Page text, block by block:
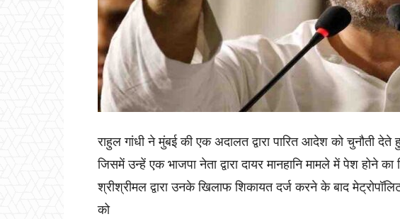
राहुल गांधी ने मुंबई की एक अदालत द्वारा पारित आदेश को चुनौती देते
जिसमें उन्हें एक भाजपा नेता द्वारा दायर मानहानि मामले में पेश होने
श्रीश्रीमल द्वारा उनके खिलाफ शिकायत दर्ज करने के बाद
को